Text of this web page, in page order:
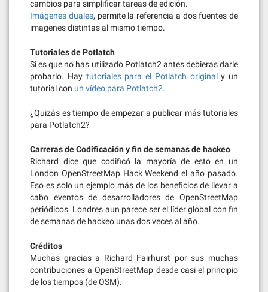
cambios para simplificar tareas de edición.
Imágenes duales, permite la referencia a dos fuentes de
imagenes distintas al mismo tiempo.
Tutoriales de Potlatch
Si es que no has utilizado Potlatch2 antes debieras darle
probarlo. Hay tutoriales para el Potlatch originaly un
tutorial con un vídeo para Potlatch2.
¿Quizás es tiempo de empezar a publicar más tutoriales
para Potlatch2?
Carreras de Codificación y fin de semanas de hackeo
Richard dice que codificó la mayoría de esto en un
London OpenStreetMap Hack Weekend el año pasado.
Eso es solo un ejemplo más de los beneficios de llevar a
cabo eventos de desarrolladores de OpenStreetMap
periódicos. Londres aun parece ser el líder global con fin
de semanas de hackeo unas dos veces al año.
Créditos
Muchas gracias a Richard Fairhurst por sus muchas
contribuciones a OpenStreetMap desde casi el principio
de los tiempos (de OSM).